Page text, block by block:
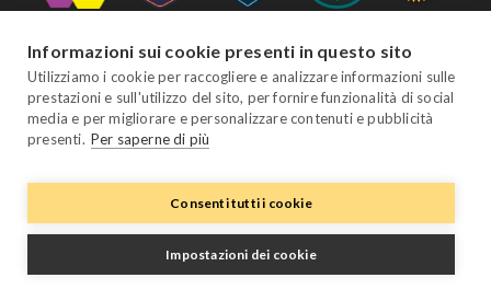
Seguici
FacebookTwitter LinkedIn
© Copyright eviivo 2026
Termini e Condizioni
Normativa sulla Privacy Mappa del Sito
Informazioni sui cookie presenti in questo sito
Utilizziamo i cookie per raccogliere e analizzare informazioni sulle
prestazioni e sull'utilizzo del sito, per fornire funzionalità di social
media e per migliorare e personalizzare contenuti e pubblicità
presenti. Per saperne di più
Consenti tutti i cookie
Impostazioni dei cookie